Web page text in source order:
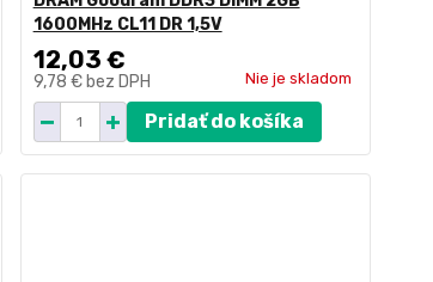
1600MHz CL11 DR 1,5V
12,03 €
9,78 € bez DPH Nie je skladom
Pridať do košíka